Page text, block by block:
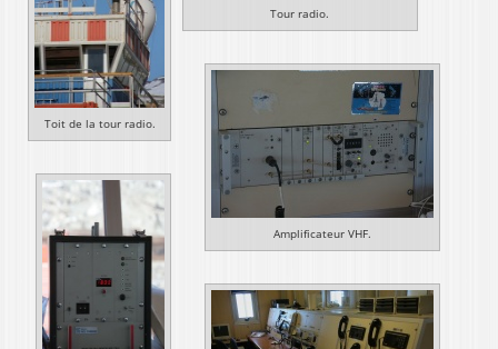
Toit de la tour radio.
Tour radio.
Amplificateur VHF.